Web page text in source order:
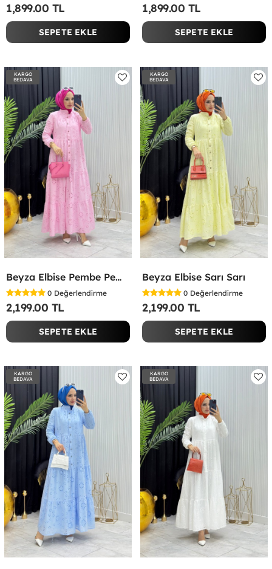
1,899.00 TL
SEPETE EKLE
1,899.00 TL
SEPETE EKLE
KARGO
BEDAVA
Beyza Elbise Pembe Pembe
0 Değerlendirme
2,199.00 TL
SEPETE EKLE
KARGO
BEDAVA
Beyza Elbise Sarı Sarı
0 Değerlendirme
2,199.00 TL
SEPETE EKLE
KARGO
BEDAVA
KARGO
BEDAVA